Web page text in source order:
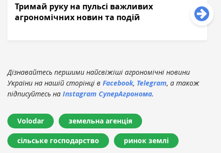
Тримай руку на пульсі важливих
агрономічних новин та подій
Дізнавайтесь першими найсвіжіші агрономічні новини
України на нашій сторінці в Facebook, Telegram, а також
підписуйтесь на Instagram СуперАгронома.
Volodar земельна агенція
сільське господарство ринок землі